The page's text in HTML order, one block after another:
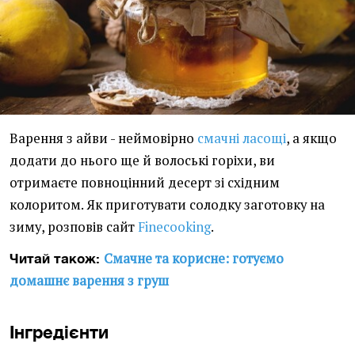
Варення з айви - неймовірно смачні ласощі, а якщо
додати до нього ще й волоські горіхи, ви
отримаєте повноцінний десерт зі східним
колоритом. Як приготувати солодку заготовку на
зиму, розповів сайт Finecooking.
Читай також: Смачне та корисне: готуємо
домашнє варення з груш
Інгредієнти